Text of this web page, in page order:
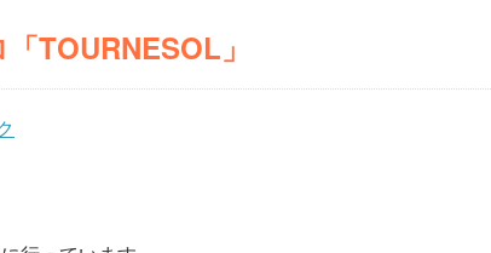
TOURNESOL」